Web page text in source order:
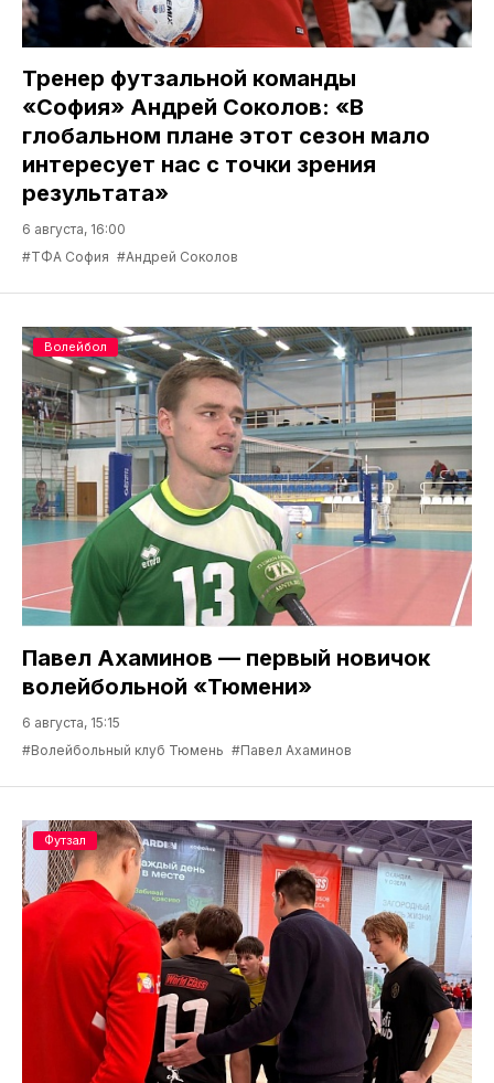
Тренер футзальной команды
«София» Андрей Соколов: «В
глобальном плане этот сезон мало
интересует нас с точки зрения
результата»
6 августа, 16:00
#ТФА София #Андрей Соколов
Павел Ахаминов — первый новичок
волейбольной «Тюмени»
6 августа, 15:15
#Волейбольный клуб Тюмень #Павел Ахаминов
Волейбол
Футзал